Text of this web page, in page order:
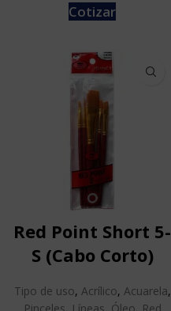
Cotizar
Red Point Short 5-
S (Cabo Corto)
Tipo de uso, Acrílico, Acuarela,